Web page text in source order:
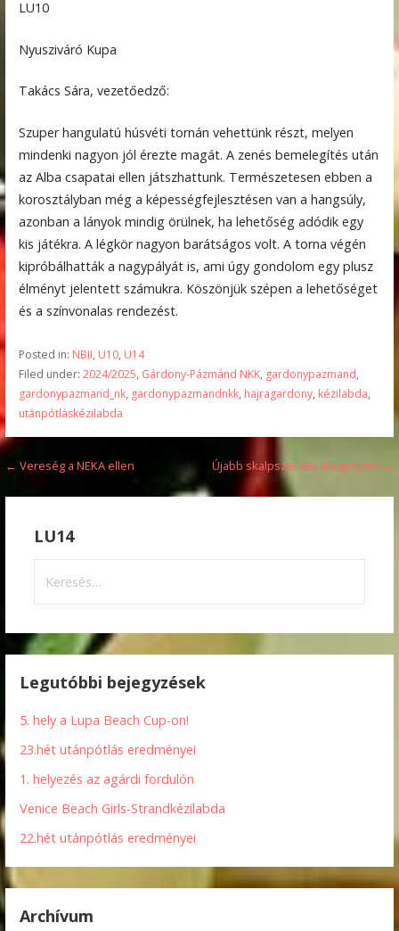
LU10
Nyusziváró Kupa
Takács Sára, vezetőedző:
Szuper hangulatú húsvéti tornán vehettünk részt, melyen
mindenki nagyon jól érezte magát. A zenés bemelegítés után
az Alba csapatai ellen játszhattunk. Természetesen ebben a
korosztályban még a képességfejlesztésen van a hangsúly,
azonban a lányok mindig örülnek, ha lehetőség adódik egy
kis játékra. A légkör nagyon barátságos volt. A torna végén
kipróbálhatták a nagypályát is, ami úgy gondolom egy plusz
élményt jelentett számukra. Köszönjük szépen a lehetőséget
és a színvonalas rendezést.
Posted in: NBII, U10, U14
Filed under: 2024/2025, Gárdony-Pázmánd NKK, gardonypazmand,
gardonypazmand_nk, gardonypazmandnkk, hajragardony, kézilabda,
utánpótláskézilabda
Bejegyzés
navigáció
← Vereség a NEKA ellen Újabb skalpszerzés idegenben →
LU14
Legutóbbi bejegyzések
5. hely a Lupa Beach Cup-on!
23.hét utánpótlás eredményei
1. helyezés az agárdi fordulón
Venice Beach Girls-Strandkézilabda
22.hét utánpótlás eredményei
Archívum